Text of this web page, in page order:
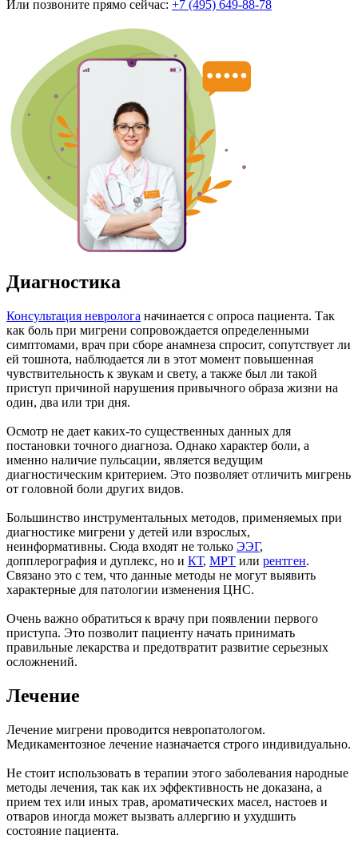
Или позвоните прямо сейчас: +7 (495) 649-88-78
Диагностика
Консультация невролога начинается с опроса пациента. Так
как боль при мигрени сопровождается определенными
симптомами, врач при сборе анамнеза спросит, сопутствует ли
ей тошнота, наблюдается ли в этот момент повышенная
чувствительность к звукам и свету, а также был ли такой
приступ причиной нарушения привычного образа жизни на
один, два или три дня.
Осмотр не дает каких-то существенных данных для
постановки точного диагноза. Однако характер боли, а
именно наличие пульсации, является ведущим
диагностическим критерием. Это позволяет отличить мигрень
от головной боли других видов.
Большинство инструментальных методов, применяемых при
диагностике мигрени у детей или взрослых,
неинформативны. Сюда входят не только ЭЭГ,
допплерография и дуплекс, но и КТ, МРТ или рентген.
Связано это с тем, что данные методы не могут выявить
характерные для патологии изменения ЦНС.
Очень важно обратиться к врачу при появлении первого
приступа. Это позволит пациенту начать принимать
правильные лекарства и предотвратит развитие серьезных
осложнений.
Лечение
Лечение мигрени проводится невропатологом.
Медикаментозное лечение назначается строго индивидуально.
Не стоит использовать в терапии этого заболевания народные
методы лечения, так как их эффективность не доказана, а
прием тех или иных трав, ароматических масел, настоев и
отваров иногда может вызвать аллергию и ухудшить
состояние пациента.